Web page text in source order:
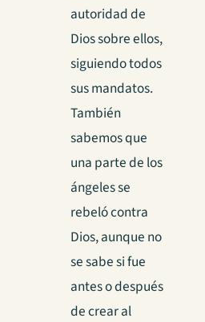
autoridad de
Dios sobre ellos,
siguiendo todos
sus mandatos.
También
sabemos que
una parte de los
ángeles se
rebeló contra
Dios, aunque no
se sabe si fue
antes o después
de crear al